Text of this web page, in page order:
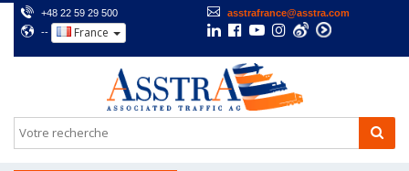
+48 22 59 29 500
asstrafrance@asstra.com
--
France